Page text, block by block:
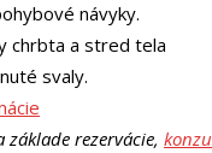
návyky.
chrbta a stred tela
svaly.
základe rezervácie,